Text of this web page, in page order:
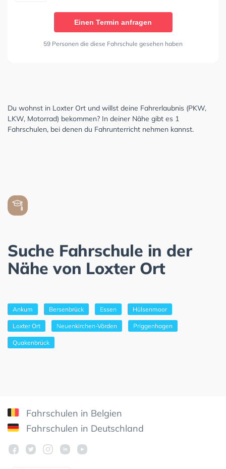
Einen Termin anfragen
59 Personen die diese Fahrschule gesehen haben
Du wohnst in Loxter Ort und willst deine Fahrerlaubnis (PKW,
LKW, Motorrad) bekommen? In deiner Nähe gibt es 1
Fahrschulen, bei denen du Fahrunterricht nehmen kannst.
Suche Fahrschule in der
Nähe von Loxter Ort
Ankum Bersenbrück Essen Hülsenmoor
Loxter Ort Neuenkirchen-Vörden Priggenhagen
Quakenbrück
Fahrschulen in Belgien
Fahrschulen in Deutschland